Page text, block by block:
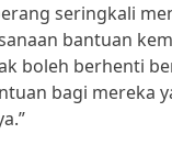
seringkali
bantuan
boleh berhenti
bagi mereka